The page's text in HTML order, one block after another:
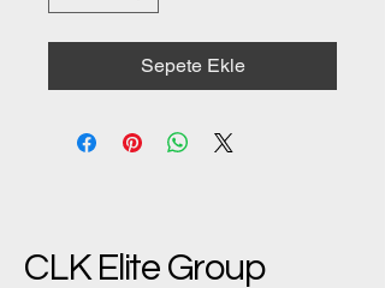
Sepete Ekle
CLK Elite Group